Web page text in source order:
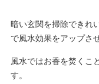
暗い玄関を掃除できれ
で風水効果をアップさ
風水ではお香を焚くこ
す。